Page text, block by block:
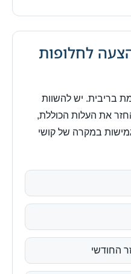
לחלופות
בריבית. יש להשוות
את העלות הכוללת,
במקרה של קושי
החודשי